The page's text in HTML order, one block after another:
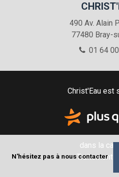
N'hésitez pas à nous contacter
490 Av. Alain
77480 Bray-
01 64
Christ'Eau est
dans la
Traitement